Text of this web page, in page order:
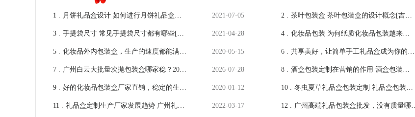
1 .
月饼礼品盒设计 如何进行月饼礼品盒设
2021-07-05 2 .
茶叶包装盒 茶叶包装盒的设计概念[吉彩
3 .
手提袋尺寸 常见手提袋尺寸都有哪些[吉
2021-04-28 4 .
化妆品包装 为何纸质化妆品包装越来越
5 .
化妆品外内包装盒，生产的速度都能满足
2020-05-15 6 .
共享美好，让简单手工礼品盒成为你的感
7 .
广州白云大批量次抛包装盒哪家稳？2026
2026-07-28 8 .
酒盒包装定制在营销的作用 酒盒包装定
9 .
好的化妆品包装盒厂家直销，稳定的生产
2020-01-12 10 .
冬虫夏草礼品盒包装定制 礼品盒包装盒
11 .
礼品盒定制生产厂家发展趋势 广州礼品
2022-03-17 12 .
广州高端礼品包装盒批发，没有质量哪里